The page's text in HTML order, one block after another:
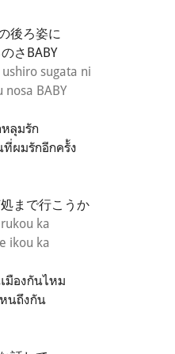
後ろ姿に
さBABY
sugata ni
nosa BABY
ลุมรัก
ผมรักอีกครั้ง
まで行こうか
ka
ikou ka
มืองกันไหม
นถึงกัน